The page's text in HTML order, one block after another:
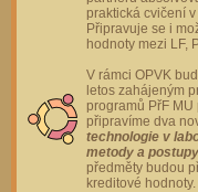
praktická cvičení
Připravuje se i
hodnoty mezi LF,
V rámci OPVK
letos zahájeným
programů PřF
připravíme dva
technologie v
metody a
předměty budou
kreditové hodnoty.